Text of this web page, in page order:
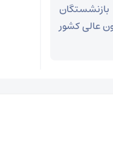
عالی کشور